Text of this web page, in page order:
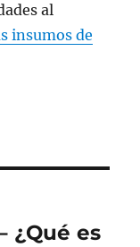
al
insumos de
¿Qué es